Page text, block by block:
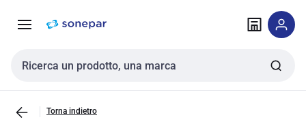
navigazione alla
Cerca input
Torna indietro